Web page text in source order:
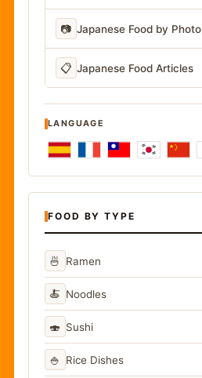
📷 Japanese Food by Photo
📋 Japanese Food Articles
LANGUAGE
FOOD BY TYPE
🍜 Ramen
🍝 Noodles
🍣 Sushi
🍚 Rice Dishes